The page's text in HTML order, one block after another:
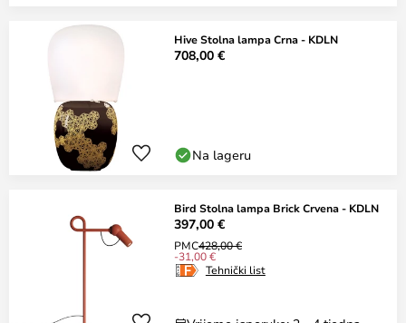
Hive Stolna lampa Crna - KDLN
708,00 €
Na lageru
Bird Stolna lampa Brick Crvena - KDLN
397,00 €
PMC428,00 €
-31,00 €
Tehnički list